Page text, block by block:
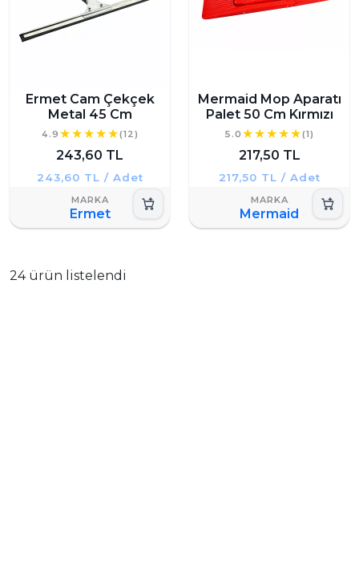
Ermet Cam Çekçek
Metal 45 Cm
4.9 (12)
243,60 TL
243,60 TL / Adet
Ermet
Mermaid Mop Aparatı
Palet 50 Cm Kırmızı
5.0 (1)
217,50 TL
217,50 TL / Adet
Mermaid
24 ürün listelendi